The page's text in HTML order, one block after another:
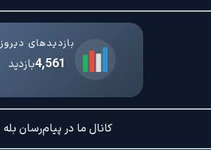
بازدیدهای دیروز
4,561بازدید
کانال ما در پیام‌رسان بله